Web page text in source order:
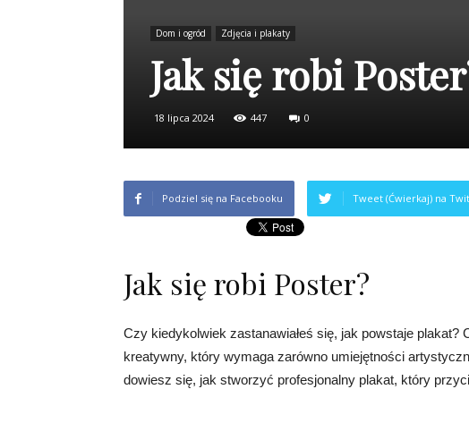
Dom i ogród Zdjęcia i plakaty
Jak się robi
18 lipca 2024 447 0
Podziel się na Facebooku Tweet (Ćwierkaj) na
Jak się robi Poster?
Czy kiedykolwiek zastanawiałeś się, jak powstaje
kreatywny, który wymaga zarówno umiejętności
dowiesz się, jak stworzyć profesjonalny plakat, który